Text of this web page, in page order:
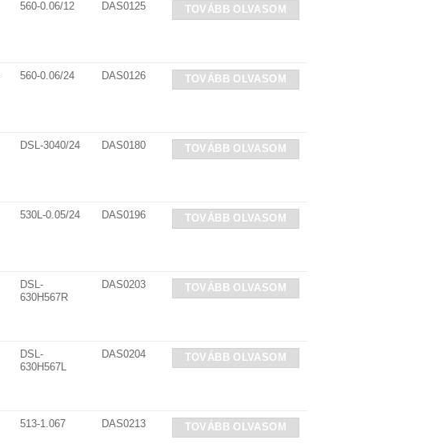
560-0.06/12 DAS0125 TOVÁBB OLVASOM
560-0.06/24 DAS0126 TOVÁBB OLVASOM
DSL-3040/24 DAS0180 TOVÁBB OLVASOM
530L-0.05/24 DAS0196 TOVÁBB OLVASOM
DSL-
630H567R
DAS0203 TOVÁBB OLVASOM
DSL-
630H567L
DAS0204 TOVÁBB OLVASOM
513-1.067 DAS0213 TOVÁBB OLVASOM